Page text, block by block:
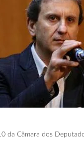
Câmara dos